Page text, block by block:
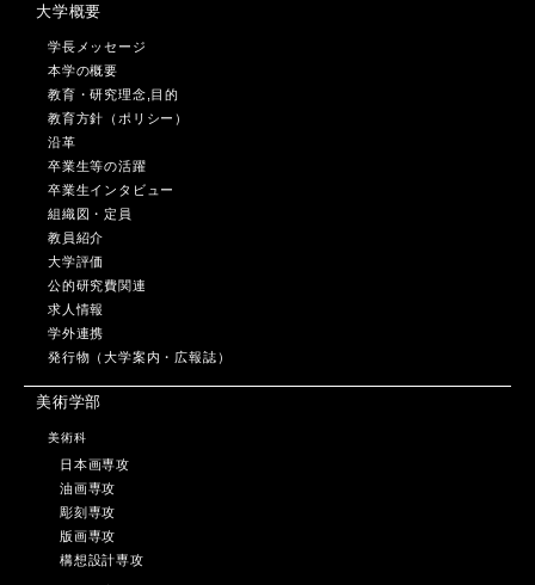
大学概要
学長メッセージ
本学の概要
教育・研究理念,目的
教育方針（ポリシー）
沿革
卒業生等の活躍
卒業生インタビュー
組織図・定員
教員紹介
大学評価
公的研究費関連
求人情報
学外連携
発行物（大学案内・広報誌）
美術学部
美術科
日本画専攻
油画専攻
彫刻専攻
版画専攻
構想設計専攻